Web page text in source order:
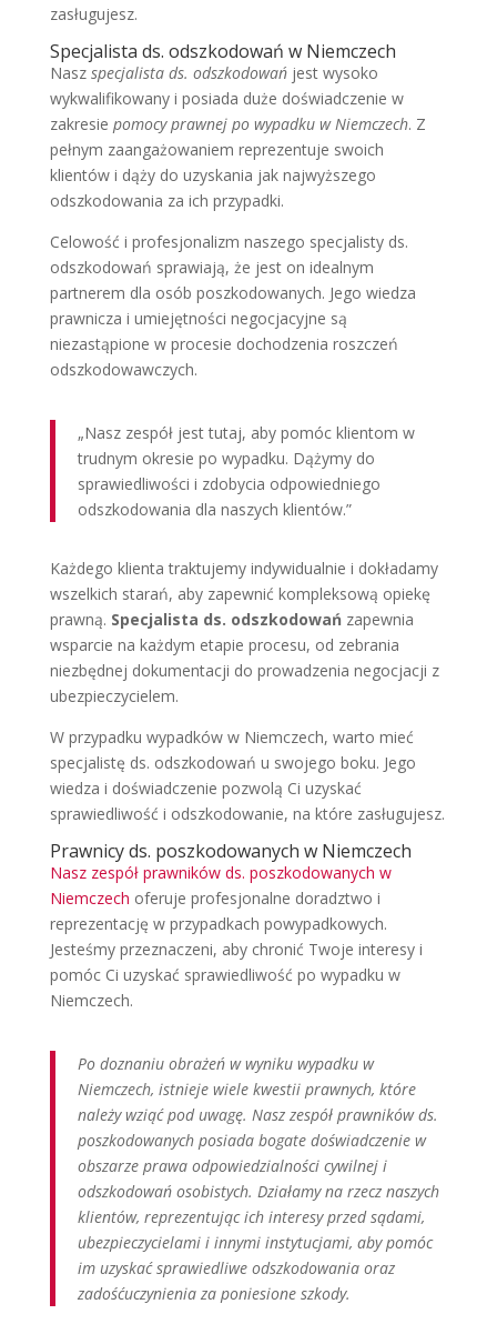
zasługujesz.
Specjalista ds. odszkodowań w Niemczech
Nasz specjalista ds. odszkodowańjest wysoko
wykwalifikowany i posiada duże doświadczenie w
zakresie pomocy prawnej po wypadku w Niemczech. Z
pełnym zaangażowaniem reprezentuje swoich
klientów i dąży do uzyskania jak najwyższego
odszkodowania za ich przypadki.
Celowość i profesjonalizm naszego specjalisty ds.
odszkodowań sprawiają, że jest on idealnym
partnerem dla osób poszkodowanych. Jego wiedza
prawnicza i umiejętności negocjacyjne są
niezastąpione w procesie dochodzenia roszczeń
odszkodowawczych.
„Nasz zespół jest tutaj, aby pomóc klientom w
trudnym okresie po wypadku. Dążymy do
sprawiedliwości i zdobycia odpowiedniego
odszkodowania dla naszych klientów.”
Każdego klienta traktujemy indywidualnie i dokładamy
wszelkich starań, aby zapewnić kompleksową opiekę
prawną. Specjalista ds. odszkodowańzapewnia
wsparcie na każdym etapie procesu, od zebrania
niezbędnej dokumentacji do prowadzenia negocjacji z
ubezpieczycielem.
W przypadku wypadków w Niemczech, warto mieć
specjalistę ds. odszkodowań u swojego boku. Jego
wiedza i doświadczenie pozwolą Ci uzyskać
sprawiedliwość i odszkodowanie, na które zasługujesz.
Prawnicy ds. poszkodowanych w Niemczech
Nasz zespół prawników ds. poszkodowanych w
Niemczech oferuje profesjonalne doradztwo i
reprezentację w przypadkach powypadkowych.
Jesteśmy przeznaczeni, aby chronić Twoje interesy i
pomóc Ci uzyskać sprawiedliwość po wypadku w
Niemczech.
Po doznaniu obrażeń w wyniku wypadku w
Niemczech, istnieje wiele kwestii prawnych, które
należy wziąć pod uwagę. Nasz zespół prawników ds.
poszkodowanych posiada bogate doświadczenie w
obszarze prawa odpowiedzialności cywilnej i
odszkodowań osobistych. Działamy na rzecz naszych
klientów, reprezentując ich interesy przed sądami,
ubezpieczycielami i innymi instytucjami, aby pomóc
im uzyskać sprawiedliwe odszkodowania oraz
zadośćuczynienia za poniesione szkody.